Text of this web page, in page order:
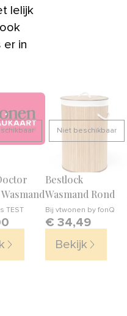
lelijk
in
TEST
Niet beschikbaar
Bestlock
Wasmand Rond
Bij vtwonen by fonQ
€ 34,49
Bekijk